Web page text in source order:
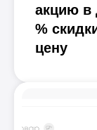
акцию в
%
цену